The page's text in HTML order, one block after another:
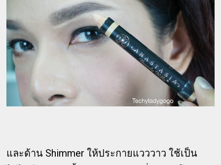
และด้าน Shimmer ให้ประกายแวววาว ใช้เป็น